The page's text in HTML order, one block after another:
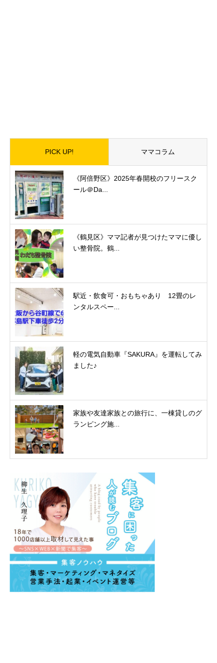
PICK UP! ママコラム
《阿倍野区》2025年春開校のフリースク
ール＠Da...
《鶴見区》ママ記者が見つけたママに優し
い整骨院。鶴...
駅近・飲食可・おもちゃあり 12畳のレ
ンタルスペー...
軽の電気自動車『SAKURA』を運転してみ
ました♪
家族や友達家族との旅行に、一棟貸しのグ
ランピング施...